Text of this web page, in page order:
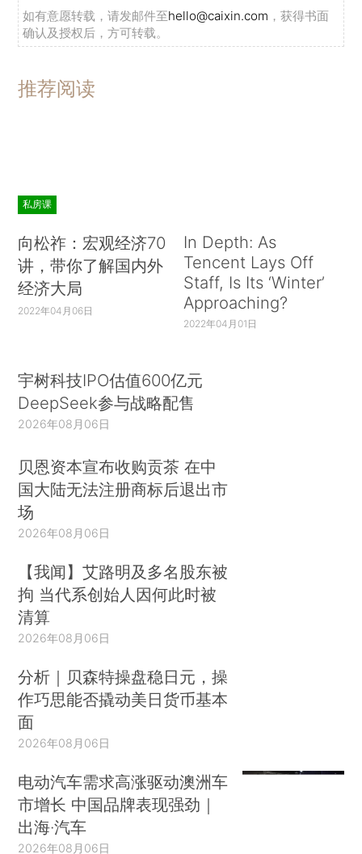
如有意愿转载，请发邮件至hello@caixin.com ，获得书面
确认及授权后，方可转载。
推荐阅读
私房课
向松祚：宏观经济70
讲，带你了解国内外
经济大局
2022年04月06日
In Depth: As
Tencent Lays Off
Staff, Is Its ‘Winter’
Approaching?
2022年04月01日
宇树科技IPO估值600亿元
DeepSeek参与战略配售
2026年08月06日
贝恩资本宣布收购贡茶 在中
国大陆无法注册商标后退出市
场
2026年08月06日
【我闻】艾路明及多名股东被
拘 当代系创始人因何此时被
清算
2026年08月06日
分析｜贝森特操盘稳日元，操
作巧思能否撬动美日货币基本
面
2026年08月06日
电动汽车需求高涨驱动澳洲车
市增长 中国品牌表现强劲｜
出海·汽车
2026年08月06日